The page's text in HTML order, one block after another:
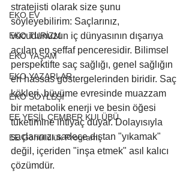
EKO EV
EKO TURİZM
EKO YAŞAM
EKO YAZARLAR
EKO SÖYLEŞİ
EE YEŞİL ÇEMBER KULÜBÜ
EE Gönüllülük Programı
stratejisti olarak size şunu
söyleyebilirim: Saçlarınız,
vücudunuzun iç dünyasının dışarıya
açılan en şeffaf penceresidir. Bilimsel
perspektifte saç sağlığı, genel sağlığın
en hassas göstergelerinden biridir. Saç
kökleri, büyüme evresinde muazzam
bir metabolik enerji ve besin öğesi
tüketimine ihtiyaç duyar. Dolayısıyla
saçlarınızı sadece dıştan "yıkamak"
değil, içeriden "inşa etmek" asıl kalıcı
çözümdür.